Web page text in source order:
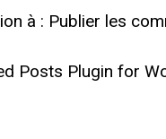
à : Publier les